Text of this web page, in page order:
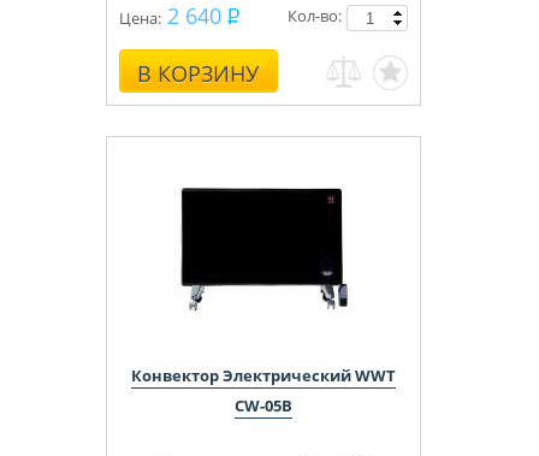
Цена: 2 640
В КОРЗИНУ
Кол-во:
Конвектор Электрический WWT
CW-05B